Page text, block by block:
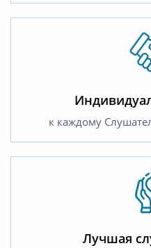
к каждому
Лучшая